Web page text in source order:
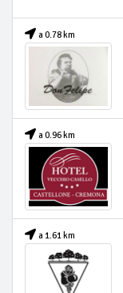
a 0.78 km
a 0.96 km
a 1.61 km